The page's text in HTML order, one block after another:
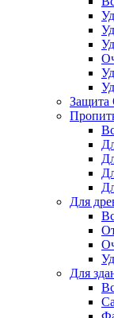
Защита
Для
Для